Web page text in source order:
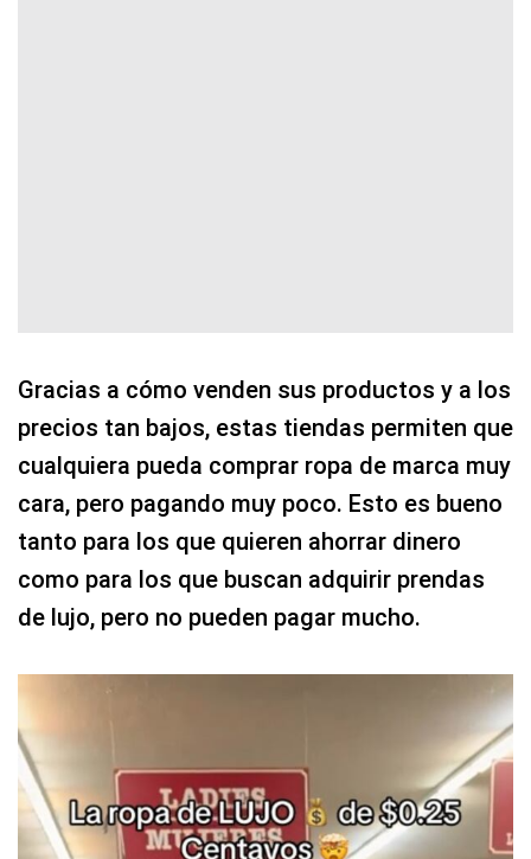
Gracias a cómo venden sus productos y a los
precios tan bajos, estas tiendas permiten que
cualquiera pueda comprar ropa de marca muy
cara, pero pagando muy poco. Esto es bueno
tanto para los que quieren ahorrar dinero
como para los que buscan adquirir prendas
de lujo, pero no pueden pagar mucho.